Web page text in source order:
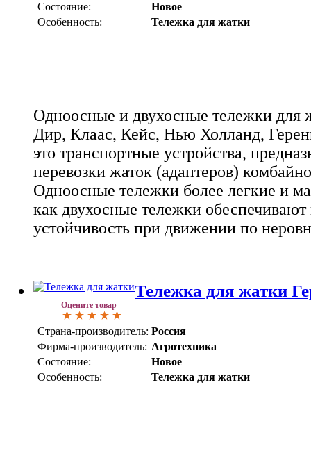
Состояние:
Новое
Особенность:
Тележка для жатки
Одноосные и двухосные тележки
Дир, Клаас, Кейс, Нью Холланд,
это транспортные устройства,
перевозки жаток (адаптеров)
Одноосные тележки более легкие и
как двухосные тележки
устойчивость при движении по
Оцените товар
Тележка для жатки
Страна-производитель: Россия
Фирма-производитель: Агротехника
Состояние:
Новое
Особенность:
Тележка для жатки